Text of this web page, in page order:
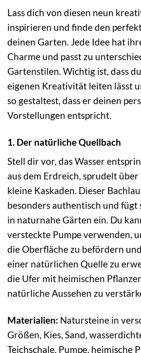
Lass dich von diesen neun
inspirieren und finde den
deinen Garten. Jede Idee hat
Charme und passt zu
Gartenstilen. Wichtig ist, dass
eigenen Kreativität leiten lässt
so gestaltest, dass er deinen
Vorstellungen entspricht.
1. Der natürliche Quellbach
Stell dir vor, das Wasser
aus dem Erdreich, sprudelt
kleine Kaskaden. Dieser
besonders authentisch und fügt
in naturnahe Gärten ein. Du
versteckte Pumpe verwenden,
die Oberfläche zu befördern
einer natürlichen Quelle zu
die Ufer mit heimischen
natürliche Aussehen zu
Materialien: Natursteine in
Größen, Kies, Sand,
Teichschale, Pumpe, heimische